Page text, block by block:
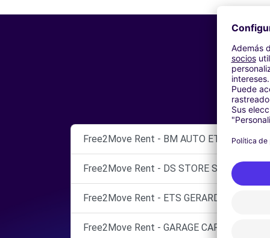
Free2Move Rent - BM AUTO ET ASSOCIES
Free2Move Rent - DS STORE ST-ETIENNE
Free2Move Rent - ETS GERARD TARDY -
Free2Move Rent - GARAGE CARBONE - LE